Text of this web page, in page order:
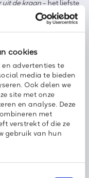
cookies
advertenties te
media te bieden
Ook delen we
site met onze
en analyse. Deze
met
verstrekt of die ze
gebruik van hun
uit de kraan– het liefste
omkijken naar hoeft te
Netwerkbeheer
goed, veilig en stabiel
networking.
altijd verzekerd van
tijd is? Neem contact
Van nieuw aan te
aan bestaande
ervoor dat het werkt.